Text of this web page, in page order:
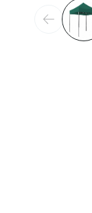
Précédent